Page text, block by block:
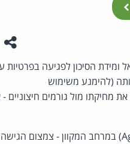
ומידת הסיכון לפגיעה בפרטיות
(להימנע משימוש
מחיקתו מול גורמים חיצוניים -
בטיוטה, מפרטת הרשות את יתרונות השימוש באמצעים לאימות גיל (Age assurance) במרחב המקוון - צמצום הגישה